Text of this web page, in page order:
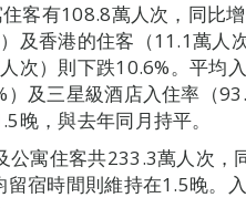
客有108.8萬人次，同比
及香港的住客（11.1萬人
次）則下跌10.6%。平均
及三星級酒店入住率（
晚，與去年同月持平。
公寓住客共233.3萬人次，
留宿時間則維持在1.5晚。